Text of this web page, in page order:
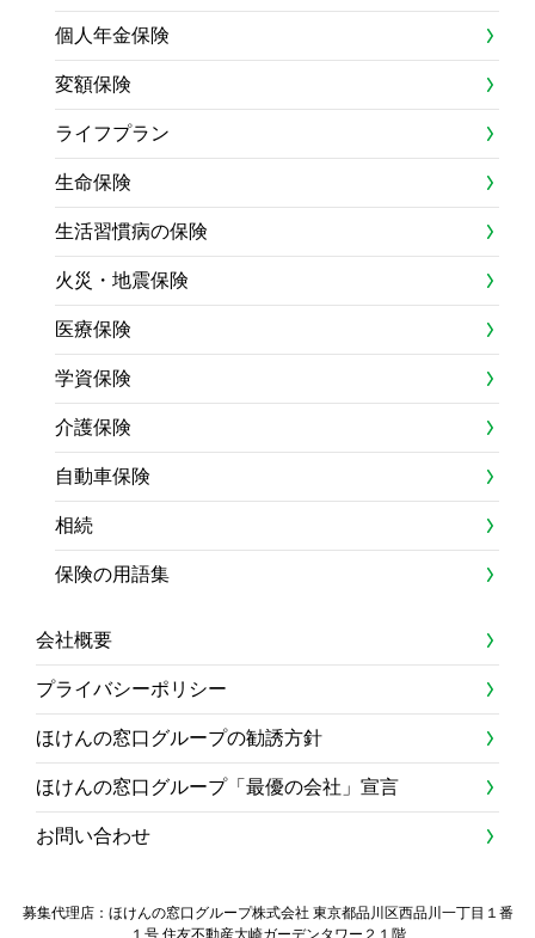
個人年金保険
変額保険
ライフプラン
生命保険
生活習慣病の保険
火災・地震保険
医療保険
学資保険
介護保険
自動車保険
相続
保険の用語集
会社概要
プライバシーポリシー
ほけんの窓口グループの勧誘方針
ほけんの窓口グループ「最優の会社」宣言
お問い合わせ
募集代理店：ほけんの窓口グループ株式会社 東京都品川区西品川一丁目１番
１号 住友不動産大崎ガーデンタワー２１階